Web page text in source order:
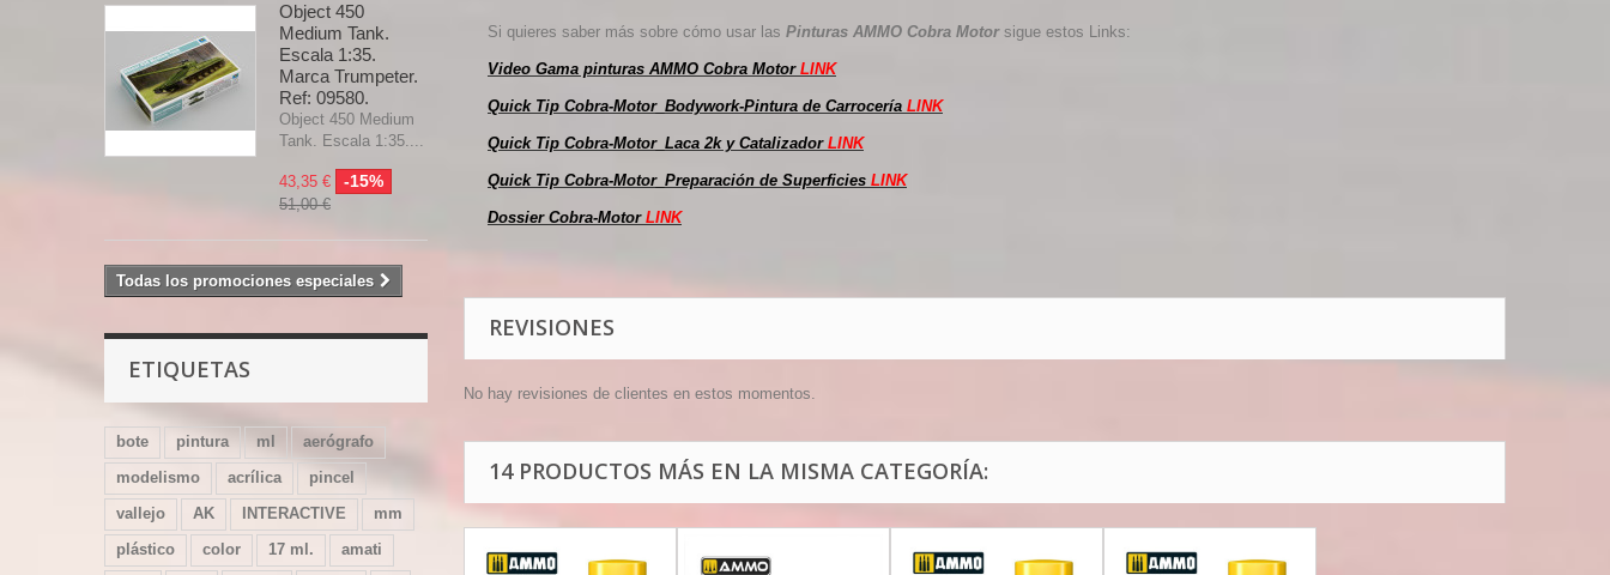
Object 450
Medium Tank.
Escala 1:35.
Marca Trumpeter.
Ref: 09580.
Object 450 Medium
Tank. Escala 1:35....
43,35 € -15%
51,00 €
Todas los promociones especiales
ETIQUETAS
bote pintura ml
aerógrafo
modelismo
acrílica
pincel
vallejo
AK INTERACTIVE
mm
plástico
color 17 ml. amati
Si quieres saber más sobre cómo usar las Pinturas AMMO Cobra Motorsigue estos Links:
Video Gama pinturas AMMO Cobra MotorLINK
Quick Tip Cobra-Motor_Bodywork-Pintura de Carrocería LINK
Quick Tip Cobra-Motor_Laca 2k y CatalizadorLINK
Quick Tip Cobra-Motor_Preparación de Superficies LINK
Dossier Cobra-MotorLINK
REVISIONES
No hay revisiones de clientes en estos momentos.
14 PRODUCTOS MÁS EN LA MISMA CATEGORÍA: